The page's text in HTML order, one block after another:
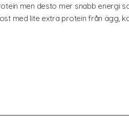
men desto mer snabb energi
med lite extra protein från ägg,